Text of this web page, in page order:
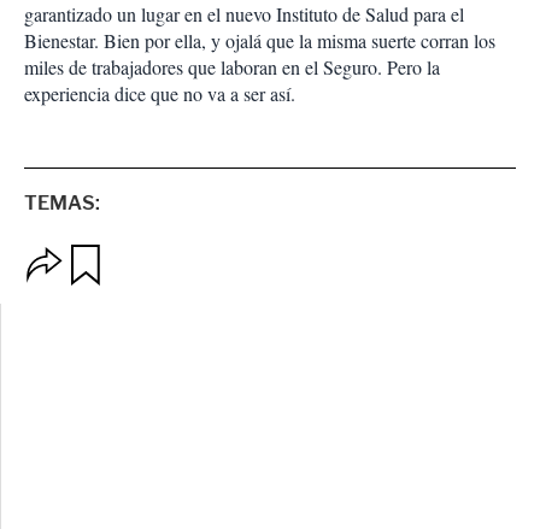
garantizado un lugar en el nuevo Instituto de Salud para el
Bienestar. Bien por ella, y ojalá que la misma suerte corran los
miles de trabajadores que laboran en el Seguro. Pero la
experiencia dice que no va a ser así.
TEMAS:
p